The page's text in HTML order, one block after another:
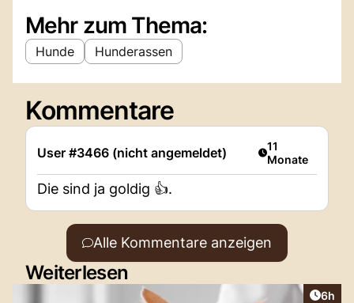
Mehr zum Thema:
Hunde Hunderassen
Kommentare
User #3466 (nicht angemeldet) Artikel
11
Monate
Die sind ja goldig 👍.
Alle Kommentare anzeigen
Weiterlesen
6h